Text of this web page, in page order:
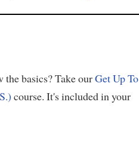
the basics? Take ourGet Up To
course. It's included in your